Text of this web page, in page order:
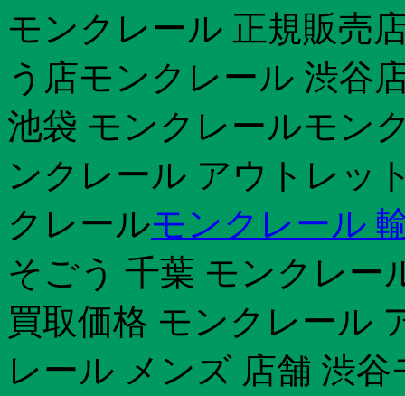
モンクレール 正規販売
う店モンクレール 渋谷
池袋 モンクレールモン
ンクレール アウトレッ
クレールモンクレール
そごう 千葉 モンクレー
買取価格 モンクレール
レール メンズ 店舗 渋